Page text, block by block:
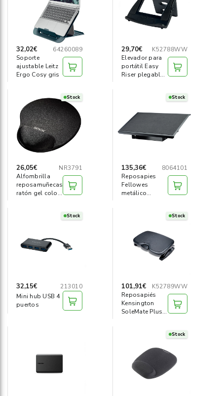
32,02€
64260089
Soporte
ajustable Leitz
Ergo Cosy gris
29,70€
K52788WW
Elevador para
portátil Easy
Riser plegable
Stock
26,05€
NR3791
Alfombrilla
reposamuñecas
ratón gel color
Stock
135,36€
8064101
Reposapies
Fellowes
metálico
Stock
32,15€
213010
Mini hub USB 4
puertos
Stock
101,91€
K52789WW
Reposapiés
Kensington
SoleMate Plus
Stock